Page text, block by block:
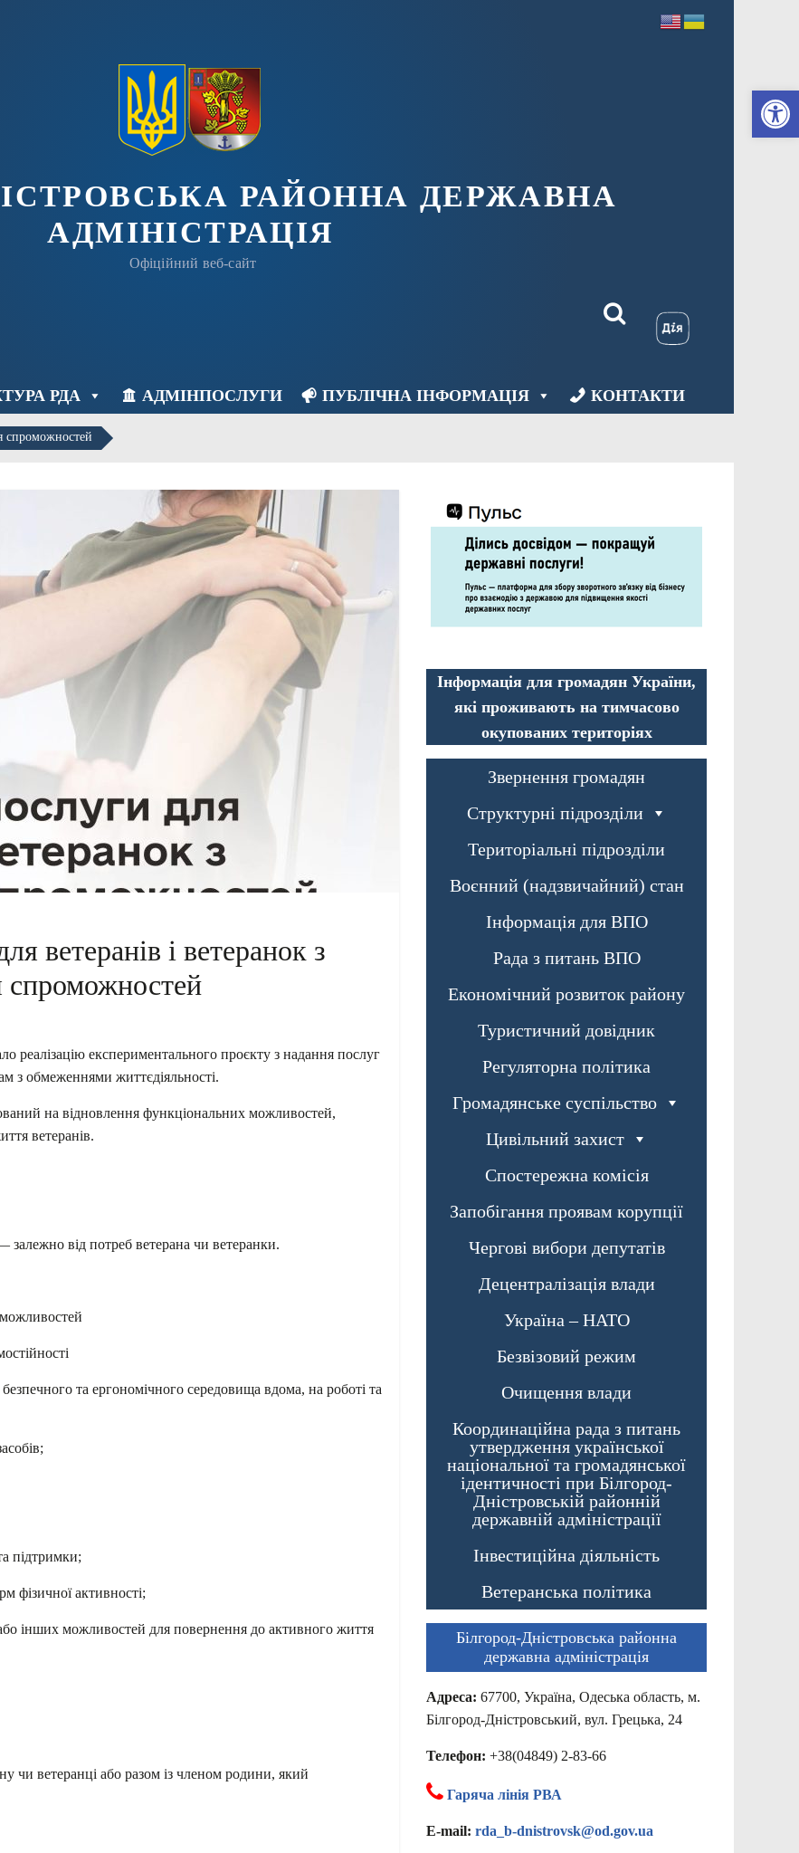
РАЙОННА ДЕРЖАВНА
АДМІНІСТРАЦІЯ
Офіційний веб-сайт
РДА АДМІНПОСЛУГИ ПУБЛІЧНА ІНФОРМАЦІЯ КОНТАКТИ
спроможностей
ветеранів і ветеранок з
спроможностей
реалізацію експериментального проєкту з надання послуг
з обмеженнями життєдіяльності.
на відновлення функціональних можливостей,
ветеранів.
залежно від потреб ветерана чи ветеранки.
та ергономічного середовища вдома, на роботі та
підтримки;
фізичної активності;
або інших можливостей для повернення до активного життя
чи ветеранці або разом із членом родини, який
Інформація для громадян України,
які проживають на тимчасово
окупованих територіях
Звернення громадян
Структурні підрозділи
Територіальні підрозділи
Воєнний (надзвичайний) стан
Інформація для ВПО
Рада з питань ВПО
Економічний розвиток району
Туристичний довідник
Регуляторна політика
Громадянське суспільство
Цивільний захист
Спостережна комісія
Запобігання проявам корупції
Чергові вибори депутатів
Децентралізація влади
Україна – НАТО
Безвізовий режим
Очищення влади
Координаційна рада з питань
утвердження української
національної та громадянської
ідентичності при Білгород-
Дністровській районній
державній адміністрації
Інвестиційна діяльність
Ветеранська політика
Білгород-Дністровська районна
державна адміністрація
Адреса: 67700, Україна, Одеська область, м.
Білгород-Дністровський, вул. Грецька, 24
Телефон: +38(04849) 2-83-66
Гаряча лінія РВА
E-mail: rda_b-dnistrovsk@od.gov.ua